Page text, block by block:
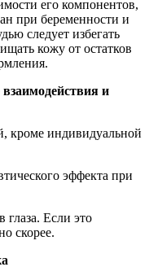
его компонентов,
при беременности и
следует избегать
кожу от остатков
и
кроме индивидуальной
эффекта при
глаза. Если это
скорее.